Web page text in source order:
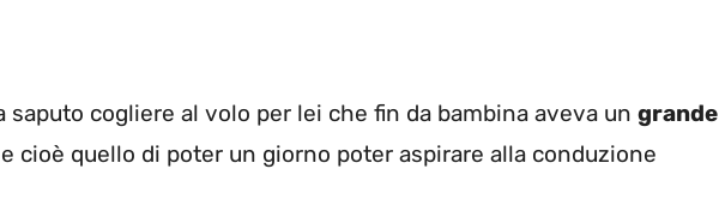
saputo cogliere al volo per lei che fin da bambina aveva un grande
cioè quello di poter un giorno poter aspirare alla conduzione